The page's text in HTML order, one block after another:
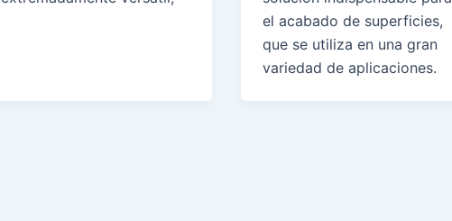
el acabado de superficies,
que se utiliza en una gran
variedad de aplicaciones.